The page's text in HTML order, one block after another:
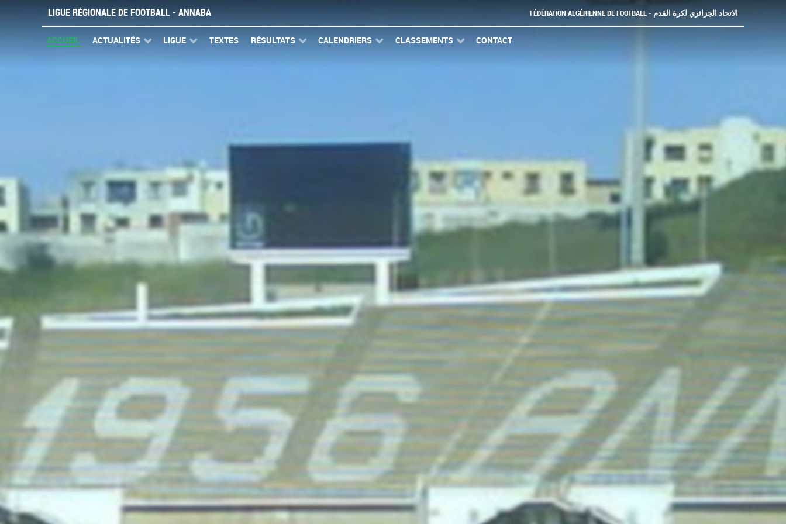
LIGUE RÉGIONALE DE FOOTBALL - ANNABA FÉDÉRATION ALGÉRIENNE DE FOOTBALL - الاتحاد الجزائري لكرة القدم
ACCUEIL ACTUALITÉS LIGUE TEXTES RÉSULTATS CALENDRIERS CLASSEMENTS CONTACT